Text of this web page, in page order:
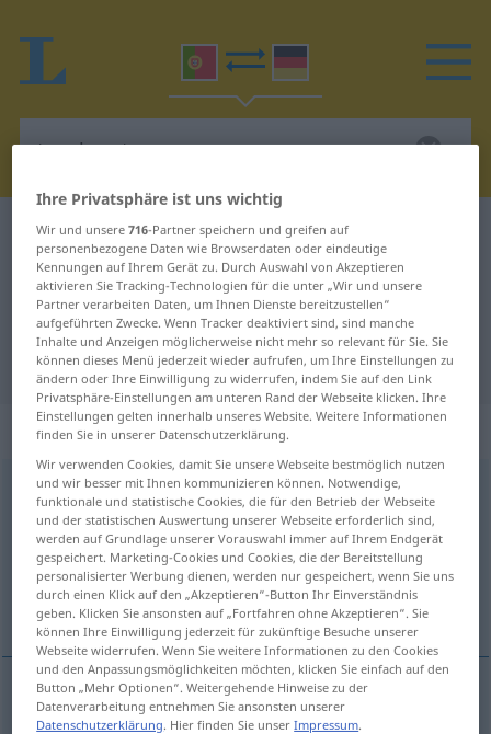
Portugiesisch-Deutsch Wörterbuch
Portugiesisch-Deutsch
Übersetzung für "torniquete"
"torniquete" Deutsch Übersetzung
„torniquete“: masculino
torniquete [turniˈketɨ]m
Übersicht aller Übersetzungen
(Für mehr Details die Übersetzung anklicken/antippen)
Drehkreuz, Pressverband
Drehkreuzn torniquete
Ihre Privatsphäre ist uns wichtig
Wir und unsere716-Partner speichern und greifen auf
personenbezogene Daten wie Browserdaten oder eindeutige
Kennungen auf Ihrem Gerät zu. Durch Auswahl von Akzeptieren
aktivieren Sie Tracking-Technologien für die unter „Wir und unsere
Partner verarbeiten Daten, um Ihnen Dienste bereitzustellen“
aufgeführten Zwecke. Wenn Tracker deaktiviert sind, sind manche
Inhalte und Anzeigen möglicherweise nicht mehr so relevant für Sie. Sie
können dieses Menü jederzeit wieder aufrufen, um Ihre Einstellungen zu
ändern oder Ihre Einwilligung zu widerrufen, indem Sie auf den Link
Privatsphäre-Einstellungen am unteren Rand der Webseite klicken. Ihre
Einstellungen gelten innerhalb unseres Website. Weitere Informationen
finden Sie in unserer Datenschutzerklärung.
Wir verwenden Cookies, damit Sie unsere Webseite bestmöglich nutzen
und wir besser mit Ihnen kommunizieren können. Notwendige,
funktionale und statistische Cookies, die für den Betrieb der Webseite
und der statistischen Auswertung unserer Webseite erforderlich sind,
werden auf Grundlage unserer Vorauswahl immer auf Ihrem Endgerät
gespeichert. Marketing-Cookies und Cookies, die der Bereitstellung
personalisierter Werbung dienen, werden nur gespeichert, wenn Sie uns
durch einen Klick auf den „Akzeptieren“-Button Ihr Einverständnis
geben. Klicken Sie ansonsten auf „Fortfahren ohne Akzeptieren“. Sie
können Ihre Einwilligung jederzeit für zukünftige Besuche unserer
Webseite widerrufen. Wenn Sie weitere Informationen zu den Cookies
und den Anpassungsmöglichkeiten möchten, klicken Sie einfach auf den
Button „Mehr Optionen“. Weitergehende Hinweise zu der
Datenverarbeitung entnehmen Sie ansonsten unserer
Datenschutzerklärung. Hier finden Sie unserImpressum.